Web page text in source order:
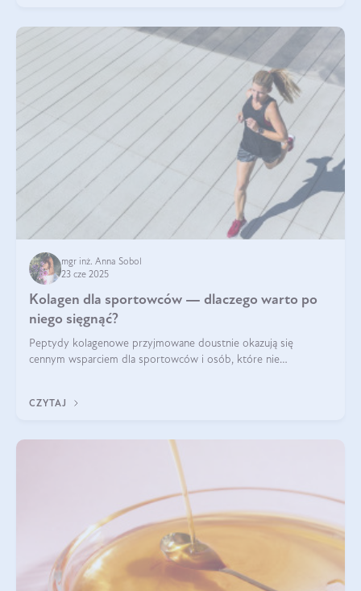
mgr inż. Anna Sobol
23 cze 2025
Kolagen dla sportowców — dlaczego warto po
niego sięgnąć?
Peptydy kolagenowe przyjmowane doustnie okazują się
cennym wsparciem dla sportowców i osób, które nie
CZYTAJ